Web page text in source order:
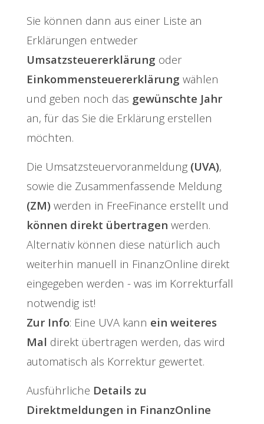
Sie können dann aus einer Liste an
Erklärungen entweder
Umsatzsteuererklärung oder
Einkommensteuererklärung wählen
und geben noch das gewünschte Jahr
an, für das Sie die Erklärung erstellen
möchten.
Die Umsatzsteuervoranmeldung (UVA),
sowie die Zusammenfassende Meldung
(ZM) werden in FreeFinance erstellt und
können direkt übertragen werden.
Alternativ können diese natürlich auch
weiterhin manuell in FinanzOnline direkt
eingegeben werden - was im Korrekturfall
notwendig ist!
Zur Info: Eine UVA kann ein weiteres
Mal direkt übertragen werden, das wird
automatisch als Korrektur gewertet.
Ausführliche Details zu
Direktmeldungen in FinanzOnline